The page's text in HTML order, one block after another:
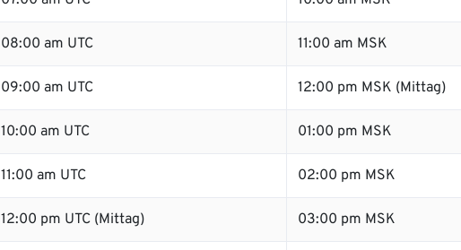
08:00 am UTC 11:00 am MSK
09:00 am UTC 12:00 pm MSK (Mittag)
10:00 am UTC 01:00 pm MSK
11:00 am UTC 02:00 pm MSK
12:00 pm UTC (Mittag) 03:00 pm MSK